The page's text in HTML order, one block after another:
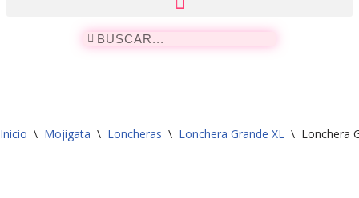
Inicio \ Mojigata \ Loncheras \ Lonchera Grande XL \ Lonchera